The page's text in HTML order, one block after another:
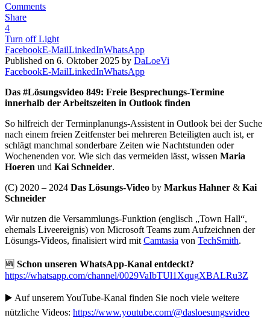
Comments
Share
4
Turn off Light
FacebookE-MailLinkedInWhatsApp
Published on 6. Oktober 2025 by DaLoeVi
FacebookE-MailLinkedInWhatsApp
Das #Lösungsvideo 849: Freie Besprechungs-Termine
innerhalb der Arbeitszeiten in Outlook finden
So hilfreich der Terminplanungs-Assistent in Outlook bei der Suche
nach einem freien Zeitfenster bei mehreren Beteiligten auch ist, er
schlägt manchmal sonderbare Zeiten wie Nachtstunden oder
Wochenenden vor. Wie sich das vermeiden lässt, wissen Maria
Hoeren und Kai Schneider.
(C) 2020 – 2024 Das Lösungs-Video by Markus Hahner & Kai
Schneider
Wir nutzen die Versammlungs-Funktion (englisch „Town Hall“,
ehemals Liveereignis) von Microsoft Teams zum Aufzeichnen der
Lösungs-Videos, finalisiert wird mit Camtasia von TechSmith.
🆕 Schon unseren WhatsApp-Kanal entdeckt?
https://whatsapp.com/channel/0029VaIbTUl1XqugXBALRu3Z
▶️ Auf unserem YouTube-Kanal finden Sie noch viele weitere
nützliche Videos: https://www.youtube.com/@dasloesungsvideo